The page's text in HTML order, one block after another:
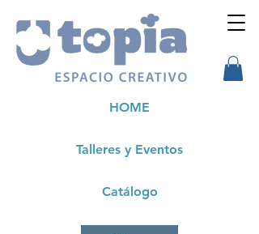
Talleres y Eventos
HOME
Catálogo